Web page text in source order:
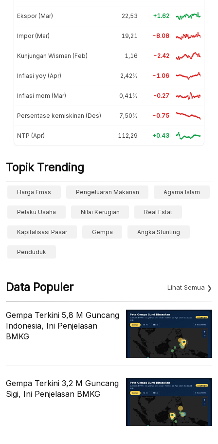
Ekspor (Mar) 22,53 +1.62
Impor (Mar) 19,21 -8.08
Kunjungan Wisman (Feb) 1,16 -2.42
Inflasi yoy (Apr) 2,42% -1.06
Inflasi mom (Mar) 0,41% -0.27
Persentase kemiskinan (Des) 7,50% -0.75
NTP (Apr) 112,29 +0.43
Topik Trending
Harga Emas Pengeluaran Makanan Agama Islam
Pelaku Usaha Nilai Kerugian Real Estat
Kapitalisasi Pasar Gempa Angka Stunting
Penduduk
Data Populer Lihat Semua
Gempa Terkini 5,8 M Guncang
Indonesia, Ini Penjelasan
BMKG
Gempa Terkini 3,2 M Guncang
Sigi, Ini Penjelasan BMKG